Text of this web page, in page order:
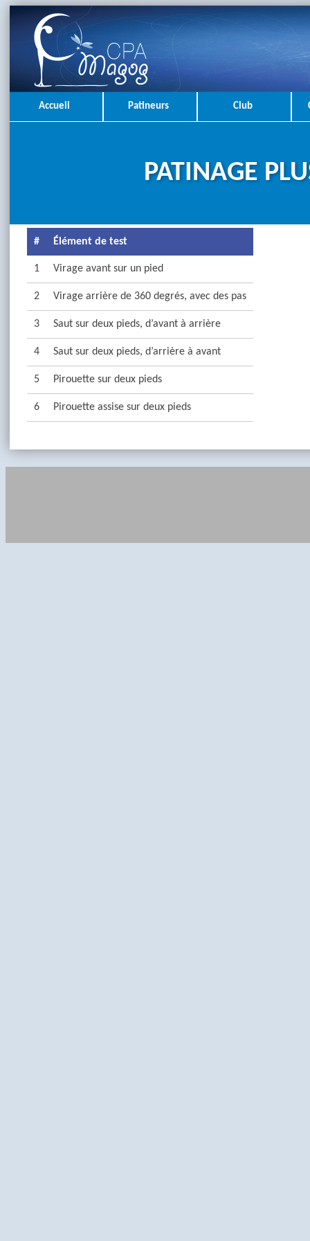
Accueil Patineurs Club
PATINAGE
# Élément de test
1 Virage avant sur un pied
2 Virage arrière de 360 degrés, avec des pas
3 Saut sur deux pieds, d’avant à arrière
4 Saut sur deux pieds, d’arrière à avant
5 Pirouette sur deux pieds
6 Pirouette assise sur deux pieds